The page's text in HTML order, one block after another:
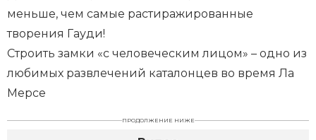
меньше, чем самые растиражированные
творения Гауди!
Строить замки «с человеческим лицом» – одно из
любимых развлечений каталонцев во время Ла
Мерсе
ПРОДОЛЖЕНИЕ НИЖЕ